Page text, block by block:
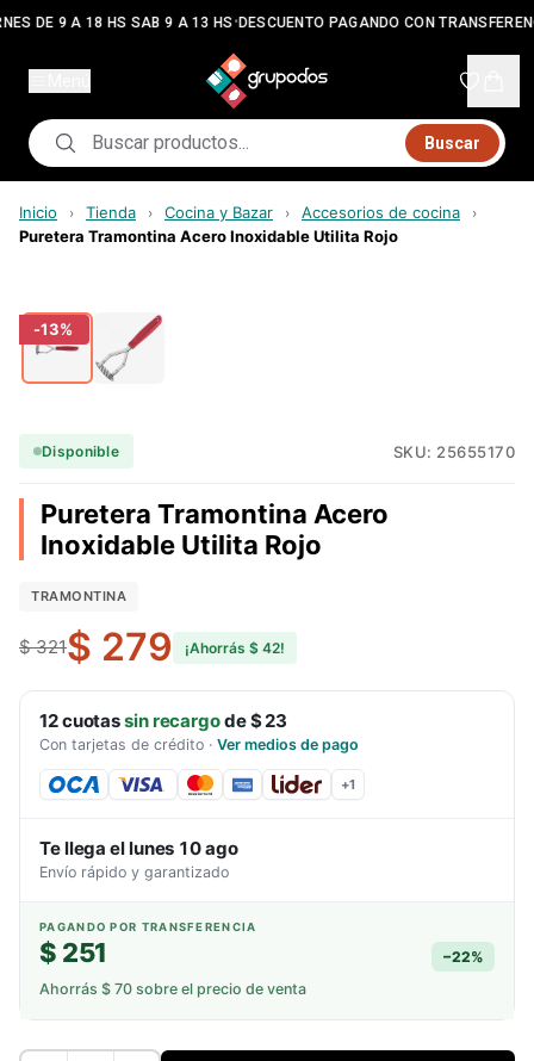
DE 9 A 18 HS SAB 9 A 13 HS•DESCUENTO PAGANDO CON
Buscar
Inicio › Tienda › Cocina y Bazar › Accesorios de cocina ›
Puretera Tramontina Acero Inoxidable Utilita Rojo
-13%
Disponible SKU: 25655170
Puretera Tramontina Acero
Inoxidable Utilita Rojo
TRAMONTINA
$ 321$ 279 ¡Ahorrás $ 42!
12cuotassin recargode$ 23
Con tarjetas de crédito · Ver medios de pago
+1
Te llega ellunes 10 ago
Envío rápido y garantizado
PAGANDO POR TRANSFERENCIA
$ 251 −22%
Ahorrás $ 70 sobre el precio de venta